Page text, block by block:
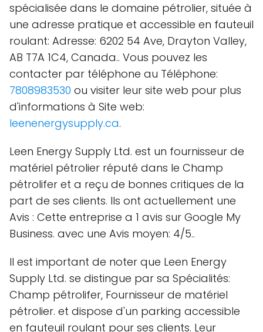
spécialisée dans le domaine pétrolier, située à
une adresse pratique et accessible en fauteuil
roulant: Adresse: 6202 54 Ave, Drayton Valley,
AB T7A 1C4, Canada.. Vous pouvez les
contacter par téléphone au Téléphone:
7808983530 ou visiter leur site web pour plus
d'informations à Site web:
leenenergysupply.ca.
Leen Energy Supply Ltd. est un fournisseur de
matériel pétrolier réputé dans le Champ
pétrolifer et a reçu de bonnes critiques de la
part de ses clients. Ils ont actuellement une
Avis : Cette entreprise a 1 avis sur Google My
Business. avec une Avis moyen: 4/5..
Il est important de noter que Leen Energy
Supply Ltd. se distingue par sa Spécialités:
Champ pétrolifer, Fournisseur de matériel
pétrolier. et dispose d'un parking accessible
en fauteuil roulant pour ses clients. Leur